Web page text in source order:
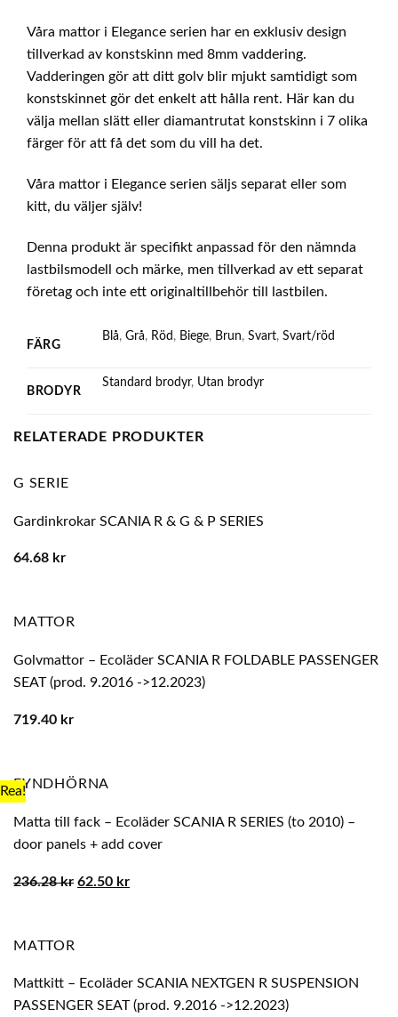
Våra mattor i Elegance serien har en exklusiv design
tillverkad av konstskinn med 8mm vaddering.
Vadderingen gör att ditt golv blir mjukt samtidigt som
konstskinnet gör det enkelt att hålla rent. Här kan du
välja mellan slätt eller diamantrutat konstskinn i 7 olika
färger för att få det som du vill ha det.
Våra mattor i Elegance serien säljs separat eller som
kitt, du väljer själv!
Denna produkt är specifikt anpassad för den nämnda
lastbilsmodell och märke, men tillverkad av ett separat
företag och inte ett originaltillbehör till lastbilen.
FÄRG
Blå,Grå, Röd , Biege, Brun,Svart,Svart/röd
BRODYR
Standard brodyr, Utan brodyr
RELATERADE PRODUKTER
G SERIE
Gardinkrokar SCANIA R & G & P SERIES
64.68 kr
MATTOR
Golvmattor – Ecoläder SCANIA R FOLDABLE PASSENGER
SEAT (prod. 9.2016 ->12.2023)
719.40 kr
Rea!FYNDHÖRNA
Matta till fack – Ecoläder SCANIA R SERIES (to 2010) –
door panels + add cover
236.28kr Det
62.50 krDet
MATTOR
Mattkitt – Ecoläder SCANIA NEXTGEN R SUSPENSION
PASSENGER SEAT (prod. 9.2016 ->12.2023)